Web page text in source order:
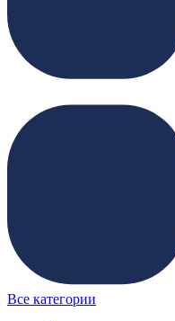
Все категории